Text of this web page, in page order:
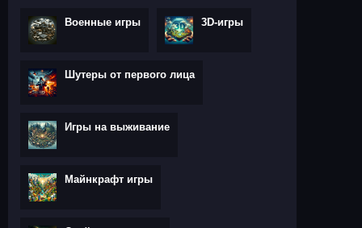
Военные игры 3D-игры
Шутеры от первого лица
Игры на выживание
Майнкрафт игры